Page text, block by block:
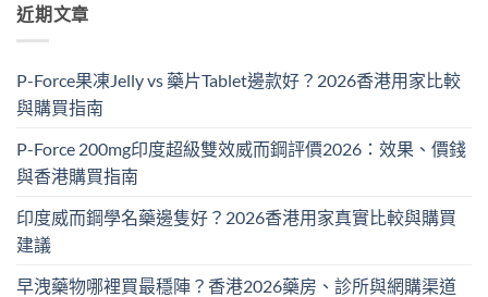
近期文章
P-Force果凍Jelly vs 藥片Tablet邊款好？2026香港用家比較
與購買指南
P-Force 200mg印度超級雙效威而鋼評價2026：效果、價錢
與香港購買指南
印度威而鋼學名藥邊隻好？2026香港用家真實比較與購買
建議
早洩藥物哪裡買最穩陣？香港2026藥房、診所與網購渠道